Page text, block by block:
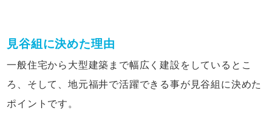
見谷組に決めた理由
一般住宅から大型建築まで幅広く建設をしているとこ
ろ、そして、地元福井で活躍できる事が見谷組に決めた
ポイントです。